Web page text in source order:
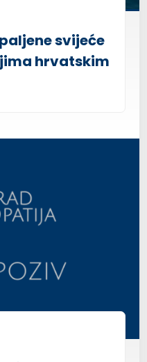
svijeće
hrvatskim